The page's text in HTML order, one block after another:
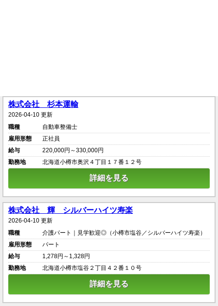
株式会社 杉本運輸
2026-04-10 更新
職種
自動車整備士
雇用形態
正社員
給与
220,000円～330,000円
勤務地
北海道小樽市奥沢４丁目１７番１２号
詳細を見る
株式会社 輝 シルバーハイツ寿楽
2026-04-10 更新
職種
介護パート｜見学歓迎◎（小樽市塩谷／シルバーハイツ寿楽）
雇用形態
パート
給与
1,278円～1,328円
勤務地
北海道小樽市塩谷２丁目４２番１０号
詳細を見る